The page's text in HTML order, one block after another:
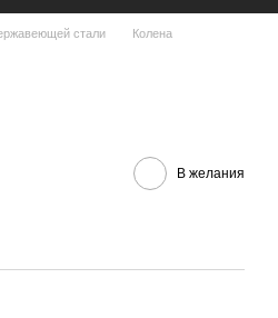
стали
Колена
В желания